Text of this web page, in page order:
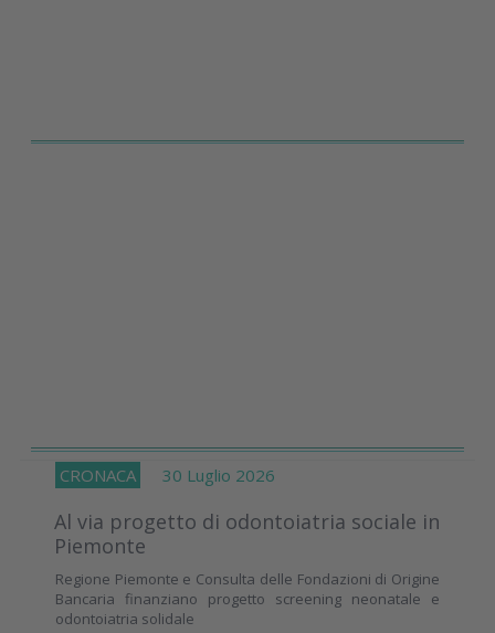
CRONACA 30 Luglio 2026
Al via progetto di odontoiatria sociale in
Piemonte
Regione Piemonte e Consulta delle Fondazioni di Origine
Bancaria finanziano progetto screening neonatale e
odontoiatria solidale